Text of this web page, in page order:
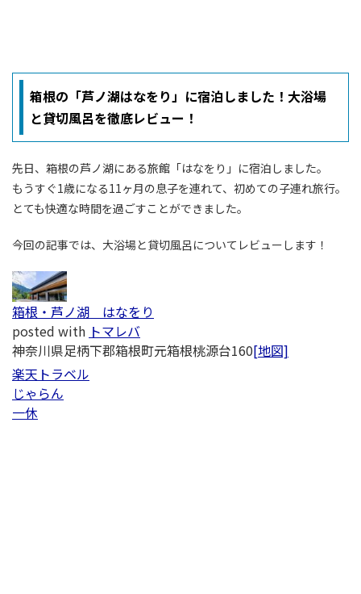
箱根の「芦ノ湖はなをり」に宿泊しました！大浴場
と貸切風呂を徹底レビュー！
先日、箱根の芦ノ湖にある旅館「はなをり」に宿泊しました。
もうすぐ1歳になる11ヶ月の息子を連れて、初めての子連れ旅行。
とても快適な時間を過ごすことができました。
今回の記事では、大浴場と貸切風呂についてレビューします！
箱根・芦ノ湖 はなをり
posted with トマレバ
神奈川県足柄下郡箱根町元箱根桃源台160[地図]
楽天トラベル
じゃらん
一休